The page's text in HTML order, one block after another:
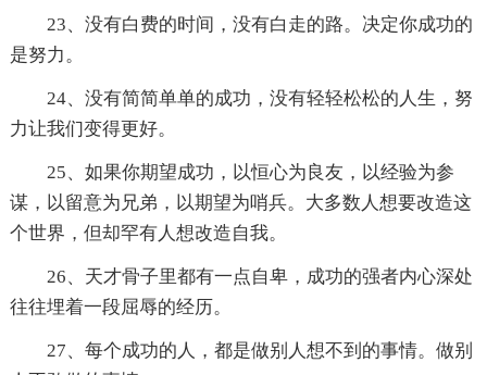
23、没有白费的时间，没有白走的路。决定你成功的
是努力。
24、没有简简单单的成功，没有轻轻松松的人生，努
力让我们变得更好。
25、如果你期望成功，以恒心为良友，以经验为参
谋，以留意为兄弟，以期望为哨兵。大多数人想要改造这
个世界，但却罕有人想改造自我。
26、天才骨子里都有一点自卑，成功的强者内心深处
往往埋着一段屈辱的经历。
27、每个成功的人，都是做别人想不到的事情。做别